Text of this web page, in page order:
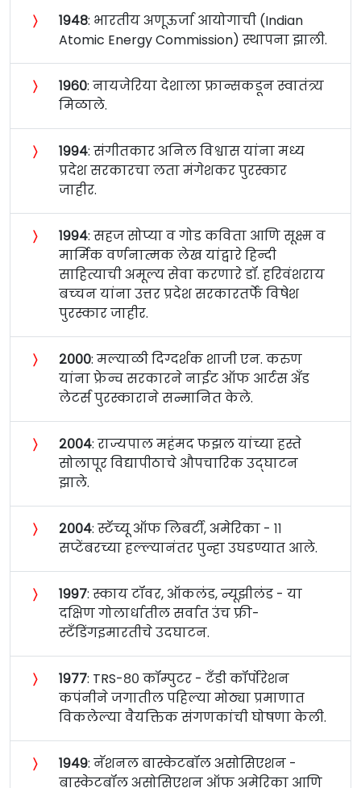
〉 १९४८: भारतीय अणूऊर्जा आयोगाची (Indian
Atomic Energy Commission) स्थापना झाली.
〉 १९६०: नायजेरिया देशाला फ्रान्सकडून स्वातंत्र्य
मिळाले.
〉 १९९४: संगीतकार अनिल विश्वास यांना मध्य
प्रदेश सरकारचा लता मंगेशकर पुरस्कार
जाहीर.
〉 १९९४: सहज सोप्या व गोड कविता आणि सूक्ष्म व
मार्मिक वर्णनात्मक लेख यांद्वारे हिन्दी
साहित्याची अमूल्य सेवा करणारे डॉ. हरिवंशराय
बच्‍चन यांना उत्तर प्रदेश सरकारतर्फे विषेश
पुरस्कार जाहीर.
〉 २०००: मल्याळी दिग्दर्शक शाजी एन. करुण
यांना फ्रेन्च सरकारने नाईट ऑफ आर्टस अँड
लेटर्स पुरस्काराने सन्मानित केले.
〉 २००४: राज्यपाल महंमद फझल यांच्या हस्ते
सोलापूर विद्यापीठाचे औपचारिक उद्‍घाटन
झाले.
〉 २००४: स्टॅच्यू ऑफ लिबर्टी, अमेरिका - ११
सप्टेंबरच्या हल्ल्यानंतर पुन्हा उघडण्यात आले.
〉 १९९७: स्काय टॉवर, ऑकलंड, न्यूझीलंड - या
दक्षिण गोलार्धातील सर्वात उंच फ्री-
स्टँडिंगइमारतीचे उदघाटन.
〉 १९७७: TRS-८० कॉम्पुटर - टँडी कॉर्पोरेशन
कपंनीने जगातील पहिल्या मोठ्या प्रमाणात
विकलेल्या वैयक्तिक संगणकांची घोषणा केली.
〉 १९४९: नॅशनल बास्केटबॉल असोसिएशन -
बास्केटबॉल असोसिएशन ऑफ अमेरिका आणि